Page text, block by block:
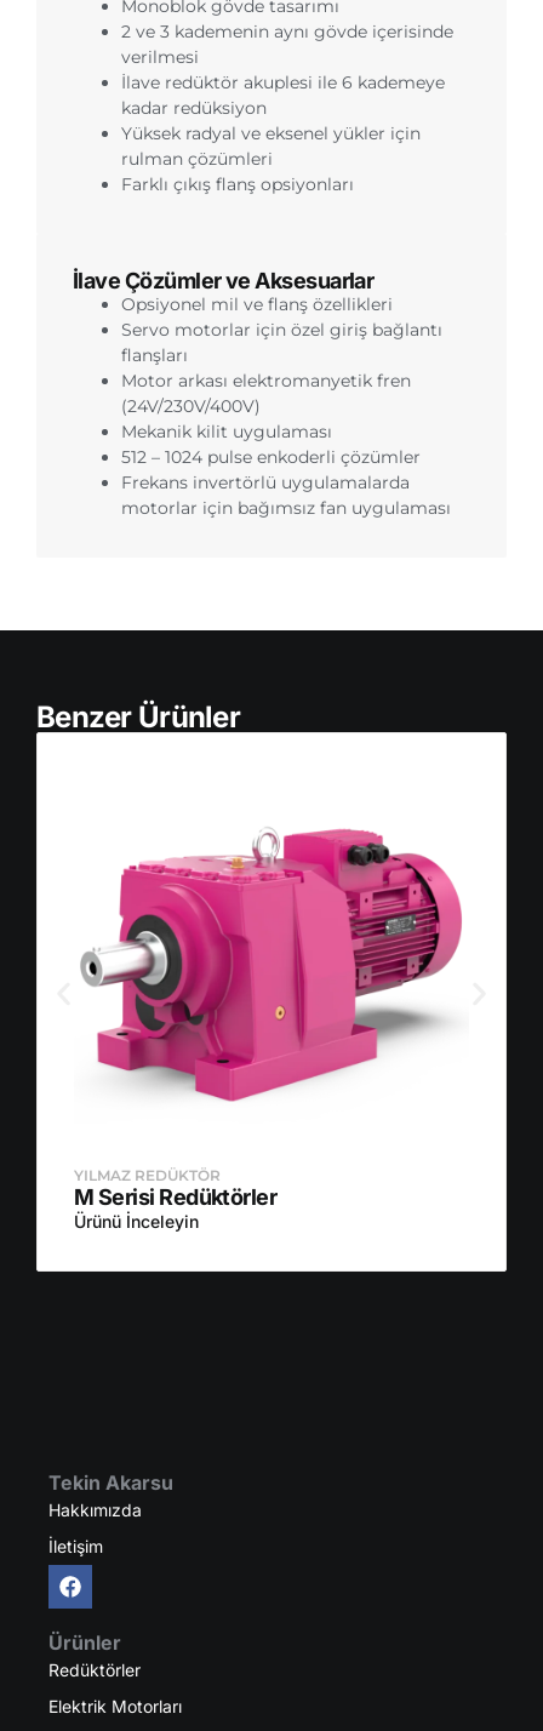
Monoblok gövde tasarımı
2 ve 3 kademenin aynı gövde içerisinde
verilmesi
İlave redüktör akuplesi ile 6 kademeye
kadar redüksiyon
Yüksek radyal ve eksenel yükler için
rulman çözümleri
Farklı çıkış flanş opsiyonları
İlave Çözümler ve Aksesuarlar
Opsiyonel mil ve flanş özellikleri
Servo motorlar için özel giriş bağlantı
flanşları
Motor arkası elektromanyetik fren
(24V/230V/400V)
Mekanik kilit uygulaması
512 – 1024 pulse enkoderli çözümler
Frekans invertörlü uygulamalarda
motorlar için bağımsız fan uygulaması
Benzer Ürünler
YILMAZ REDÜKTÖR
M Serisi Redüktörler
Ürünü İnceleyin
Tekin Akarsu
Hakkımızda
İletişim
Ürünler
Redüktörler
Elektrik Motorları